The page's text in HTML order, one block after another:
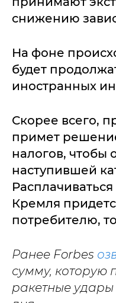
снижению
На фоне
будет
иностранных
Скорее всего,
примет
налогов, чтобы
наступившей
Кремля
потребителю,
Ранее Forbes
сумму, которую
ракетные